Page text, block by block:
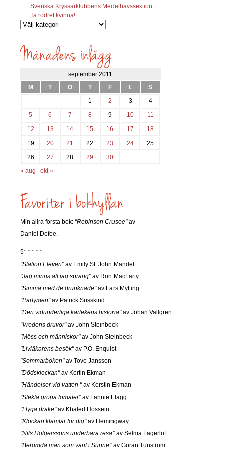
Svenska Kryssarklubbens Medelhavssektion
Ta rodret kvinna!
Vilka
söks?
september 2011
M
T O T F L
S
1
2 3
4
5
6 7 8 9 10
11
12
13 14 15 16 17
18
19
20 21 22 23 24
25
26
27 28 29
30
« aug
okt »
Min allra första bok: "Robinson Crusoe"av
Daniel Defoe.
5* * * * *
"Station Eleven"av Emily St. John Mandel
"Jag minns att jag sprang"av Ron MacLarty
"Simma med de drunknade"av Lars Mytting
"Parfymen"av Patrick Süsskind
"Den vidunderliga kärlekens historia"av Johan Vallgren
"Vredens druvor"av John Steinbeck
"Möss och människor"av John Steinbeck
"Livläkarens besök"av P.O. Enquist
"Sommarboken"av Tove Jansson
"Dödsklockan"av Kertin Ekman
"Händelser vid vatten "av Kerstin Ekman
"Stekta gröna tomater"av Fannie Flagg
"Flyga drake"av Khaled Hossein
"Klockan klämtar för dig"av Hemingway
"Nils Holgerssons underbara resa"av Selma Lagerlöf
"Berömda män som varit i Sunne"av Göran Tunström